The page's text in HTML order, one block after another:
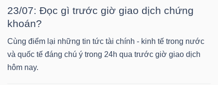
23/07: Đọc gì trước giờ giao dịch chứng
khoán?
Cùng điểm lại những tin tức tài chính - kinh tế trong nước
và quốc tế đáng chú ý trong 24h qua trước giờ giao dịch
hôm nay.
Tất cả Cổ phiếu Chỉ số Chứng chỉ quỹ
Lãnh
đạo
(-)